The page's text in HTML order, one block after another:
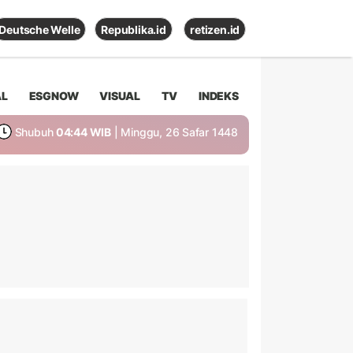
Deutsche Welle Republika.id retizen.id
ESGNOW VISUAL TV INDEKS
Shubuh 04:44 WIB | Minggu, 26 Safar 1448